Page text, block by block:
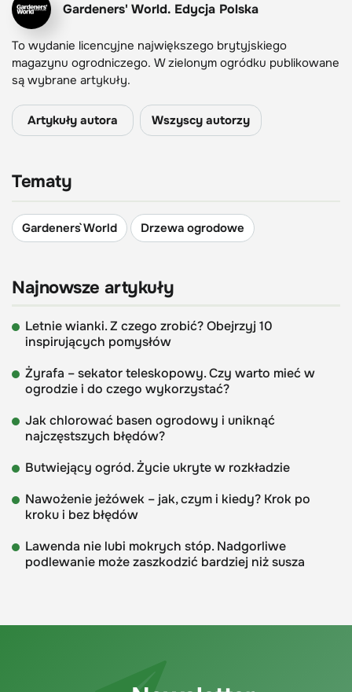
Gardeners' World. Edycja Polska
To wydanie licencyjne największego brytyjskiego
magazynu ogrodniczego. W zielonym ogródku publikowane
są wybrane artykuły.
Artykuły autora Wszyscy autorzy
Tematy
Gardeners` World Drzewa ogrodowe
Najnowsze artykuły
Letnie wianki. Z czego zrobić? Obejrzyj 10
inspirujących pomysłów
Żyrafa – sekator teleskopowy. Czy warto mieć w
ogrodzie i do czego wykorzystać?
Jak chlorować basen ogrodowy i uniknąć
najczęstszych błędów?
Butwiejący ogród. Życie ukryte w rozkładzie
Nawożenie jeżówek – jak, czym i kiedy? Krok po
kroku i bez błędów
Lawenda nie lubi mokrych stóp. Nadgorliwe
podlewanie może zaszkodzić bardziej niż susza